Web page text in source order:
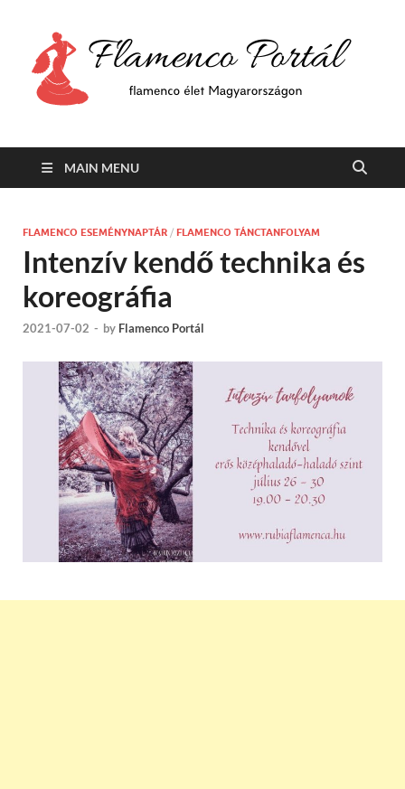
MAIN MENU
FLAMENCO ESEMÉNYNAPTÁR / FLAMENCO TÁNCTANFOLYAM
Intenzív kendő technika és
koreográfia
2021-07-02 - by Flamenco Portál